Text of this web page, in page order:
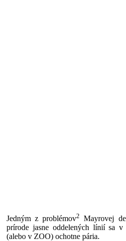
Jedným z problémov2 Mayrovej
prírode jasne oddelených línií sa v
(alebo v ZOO) ochotne pária.